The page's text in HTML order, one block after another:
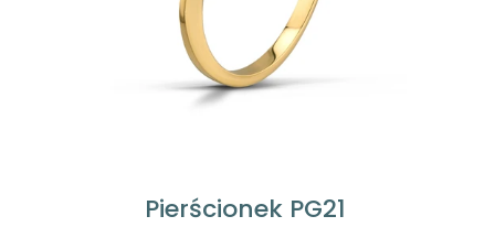
Pierścionek PG21